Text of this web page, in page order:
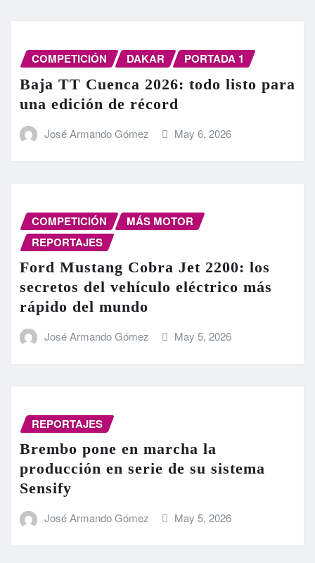
COMPETICIÓN DAKAR PORTADA 1
Baja TT Cuenca 2026: todo listo para
una edición de récord
José Armando Gómez May 6, 2026
COMPETICIÓN
MÁS MOTOR
REPORTAJES
Ford Mustang Cobra Jet 2200: los
secretos del vehículo eléctrico más
rápido del mundo
José Armando Gómez May 5, 2026
REPORTAJES
Brembo pone en marcha la
producción en serie de su sistema
Sensify
José Armando Gómez May 5, 2026